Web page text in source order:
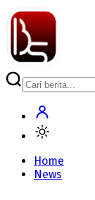
Home
News